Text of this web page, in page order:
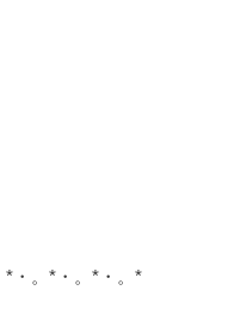
*・。*・。*・。*